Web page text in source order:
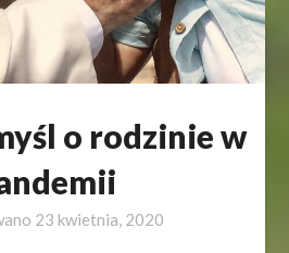
o rodzinie w
23 kwietnia, 2020